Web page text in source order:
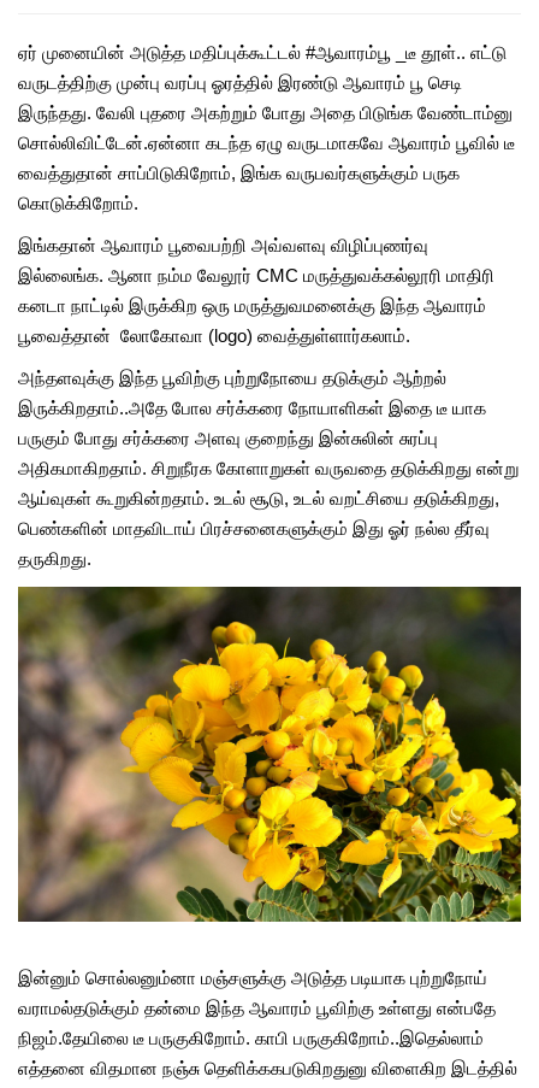
ஏர் முனையின் அடுத்த மதிப்புக்கூட்டல் #ஆவாரம்பூ _டீ தூள்.. எட்டு
வருடத்திற்கு முன்பு வரப்பு ஓரத்தில் இரண்டு ஆவாரம் பூ செடி
இருந்தது. வேலி புதரை அகற்றும் போது அதை பிடுங்க வேண்டாம்னு
சொல்லிவிட்டேன்.ஏன்னா கடந்த ஏழு வருடமாகவே ஆவாரம் பூவில் டீ
வைத்துதான் சாப்பிடுகிறோம், இங்க வருபவர்களுக்கும் பருக
கொடுக்கிறோம்.
இங்கதான் ஆவாரம் பூவைபற்றி அவ்வளவு விழிப்புணர்வு
இல்லைங்க. ஆனா நம்ம வேலூர் CMC மருத்துவக்கல்லூரி மாதிரி
கனடா நாட்டில் இருக்கிற ஒரு மருத்துவமனைக்கு இந்த ஆவாரம்
பூவைத்தான் லோகோவா (logo) வைத்துள்ளார்கலாம்.
அந்தளவுக்கு இந்த பூவிற்கு புற்றுநோயை தடுக்கும் ஆற்றல்
இருக்கிறதாம்..அதே போல சர்க்கரை நோயாளிகள் இதை டீ யாக
பருகும் போது சர்க்கரை அளவு குறைந்து இன்சுலின் சுரப்பு
அதிகமாகிறதாம். சிறுநீரக கோளாறுகள் வருவதை தடுக்கிறது என்று
ஆய்வுகள் கூறுகின்றதாம். உடல் சூடு, உடல் வறட்சியை தடுக்கிறது,
பெண்களின் மாதவிடாய் பிரச்சனைகளுக்கும் இது ஓர் நல்ல தீர்வு
தருகிறது.
இன்னும் சொல்லனும்னா மஞ்சளுக்கு அடுத்த படியாக புற்றுநோய்
வராமல்தடுக்கும் தன்மை இந்த ஆவாரம் பூவிற்கு உள்ளது என்பதே
நிஜம்.தேயிலை டீ பருகுகிறோம். காபி பருகுகிறோம்..இதெல்லாம்
எத்தனை விதமான நஞ்சு தெளிக்ககபடுகிறதுனு விளைகிற இடத்தில்